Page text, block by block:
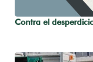
Contra el